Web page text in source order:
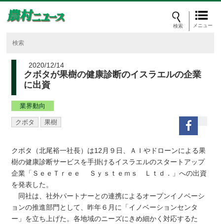
メニュー
2020/12/14
クボタが果樹の健康診断のイスラエルの企業
に出資
業界動向
クボタ 果樹
クボタ（北尾裕一社長）は12月９日、ＡＩやドローンによる果
樹の健康診断サービスを手掛けるイスラエルのスタートアップ
企業「ＳｅｅＴｒｅｅ Ｓｙｓｔｅｍｓ Ｌｔｄ．」への出資
を発表した。
同社は、社外パートナーとの連携によるオープンイノベーシ
ョンの推進部門として、昨年６月に「イノベーションセンタ
ー」を立ち上げた。各地域のニーズにきめ細かく対応するた